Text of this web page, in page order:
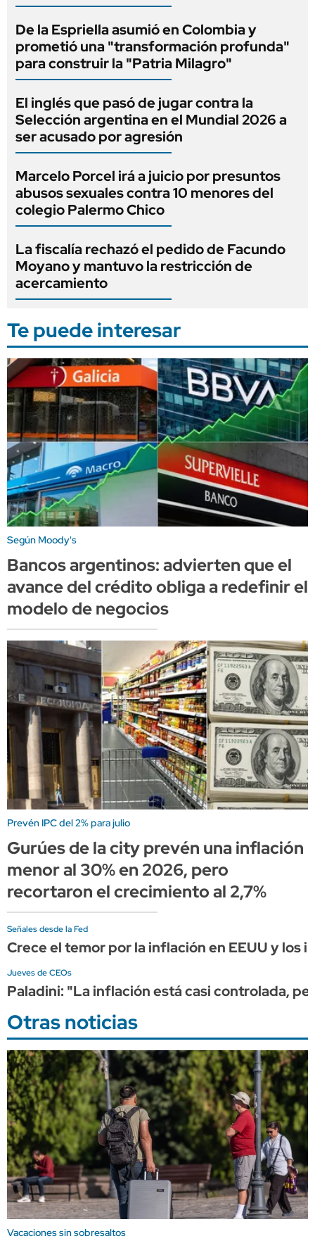
De la Espriella asumió en Colombia y
prometió una "transformación profunda"
para construir la "Patria Milagro"
El inglés que pasó de jugar contra la
Selección argentina en el Mundial 2026 a
ser acusado por agresión
Marcelo Porcel irá a juicio por presuntos
abusos sexuales contra 10 menores del
colegio Palermo Chico
La fiscalía rechazó el pedido de Facundo
Moyano y mantuvo la restricción de
acercamiento
Te puede interesar
Según Moody's
Bancos argentinos: advierten que el
avance del crédito obliga a redefinir el
modelo de negocios
Prevén IPC del 2% para julio
Gurúes de la city prevén una inflación
menor al 30% en 2026, pero
recortaron el crecimiento al 2,7%
Señales desde la Fed
Crece el temor por la inflación en EEUU y los
Jueves de CEOs
Paladini: "La inflación está casi controlada,
Otras noticias
Vacaciones sin sobresaltos